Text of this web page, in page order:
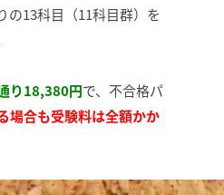
の13科目（11科目群）を
り18,380円で、不合格パ
場合も受験料は全額かか